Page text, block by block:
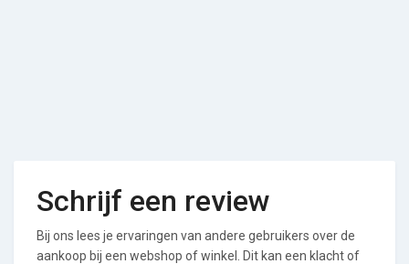
Schrijf een review
Bij ons lees je ervaringen van andere gebruikers over de
aankoop bij een webshop of winkel. Dit kan een klacht of